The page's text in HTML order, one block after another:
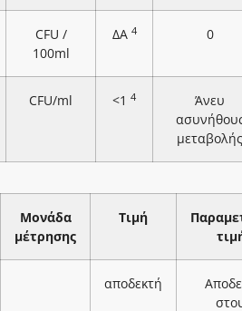
CFU /
100ml
ΔΑ 4 0
CFU/ml <1 4
Άνευ
μεταβολής
Μονάδα
μέτρησης
Τιμή
αποδεκτή